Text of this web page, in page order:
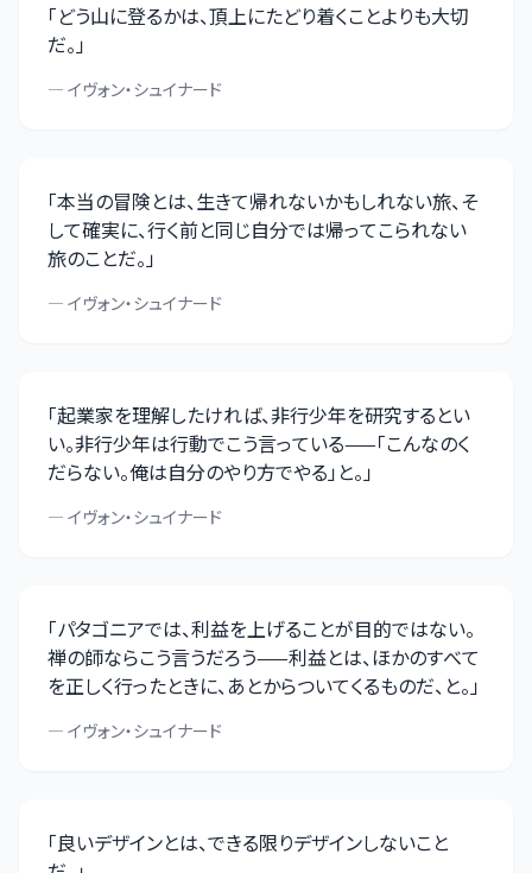
「どう山に登るかは、頂上にたどり着くことよりも大切
だ。」
— イヴォン・シュイナード
「本当の冒険とは、生きて帰れないかもしれない旅、そ
して確実に、行く前と同じ自分では帰ってこられない
旅のことだ。」
— イヴォン・シュイナード
「起業家を理解したければ、非行少年を研究するとい
い。非行少年は行動でこう言っている——「こんなのく
だらない。俺は自分のやり方でやる」と。」
— イヴォン・シュイナード
「パタゴニアでは、利益を上げることが目的ではない。
禅の師ならこう言うだろう——利益とは、ほかのすべて
を正しく行ったときに、あとからついてくるものだ、と。」
— イヴォン・シュイナード
「良いデザインとは、できる限りデザインしないこと